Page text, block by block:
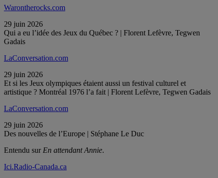
Warontherocks.com
29 juin 2026
Qui a eu l’idée des Jeux du Québec ? | Florent Lefèvre, Tegwen
Gadais
LaConversation.com
29 juin 2026
Et si les Jeux olympiques étaient aussi un festival culturel et
artistique ? Montréal 1976 l’a fait | Florent Lefèvre, Tegwen Gadais
LaConversation.com
29 juin 2026
Des nouvelles de l’Europe | Stéphane Le Duc
Entendu sur En attendant Annie.
Ici.Radio-Canada.ca